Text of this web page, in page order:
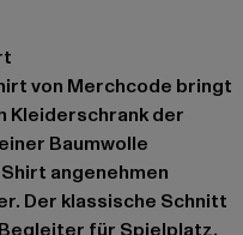
von Merchcode bringt
Kleiderschrank der
Baumwolle
angenehmen
Der klassische Schnitt